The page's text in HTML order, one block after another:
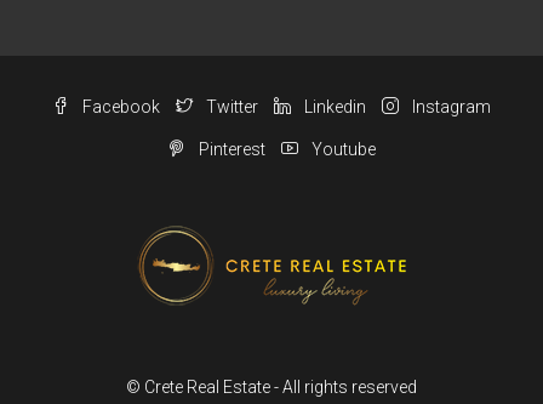
Facebook Twitter Linkedin Instagram
Pinterest Youtube
© Crete Real Estate - All rights reserved